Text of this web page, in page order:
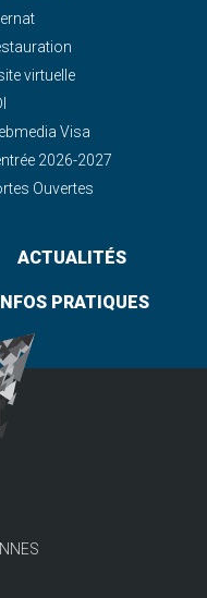
virtuelle
Visa
2026-2027
Ouvertes
ACTUALITÉS
PRATIQUES